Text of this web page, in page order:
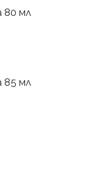
80 мл
85 мл